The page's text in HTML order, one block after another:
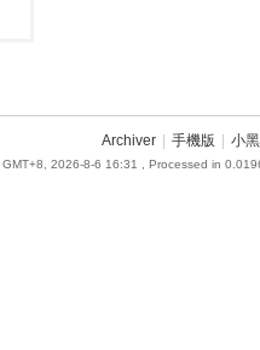
Archiver 手機版 小
GMT+8, 2026-8-6 16:31 , Processed in